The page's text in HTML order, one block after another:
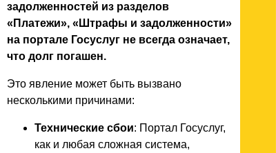
задолженностей из разделов
«Платежи», «Штрафы и задолженности»
на портале Госуслуг не всегда означает,
что долг погашен.
Это явление может быть вызвано
несколькими причинами:
Технические сбои: Портал Госуслуг,
как и любая сложная система,